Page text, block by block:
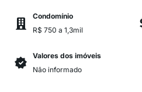
Condomínio
R$ 750 a 1,3mil
Valores dos imóveis
Não informado